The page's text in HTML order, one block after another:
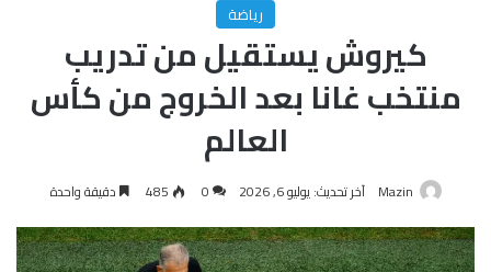
رياضة
كيروش يستقيل من تدريب
منتخب غانا بعد الخروج من كأس
العالم
Mazin آخر تحديث: يوليو 6, 2026 0
485 دقيقة واحدة